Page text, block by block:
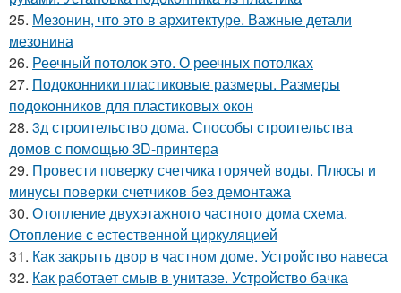
25. Мезонин, что это в архитектуре. Важные детали
мезонина
26. Реечный потолок это. О реечных потолках
27. Подоконники пластиковые размеры. Размеры
подоконников для пластиковых окон
28. 3д строительство дома. Способы строительства
домов с помощью 3D-принтера
29. Провести поверку счетчика горячей воды. Плюсы и
минусы поверки счетчиков без демонтажа
30. Отопление двухэтажного частного дома схема.
Отопление с естественной циркуляцией
31. Как закрыть двор в частном доме. Устройство навеса
32. Как работает смыв в унитазе. Устройство бачка